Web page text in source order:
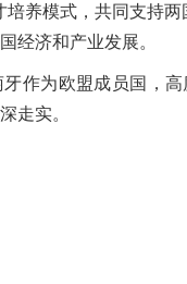
培养模式，共同支持
经济和产业发展。
为欧盟成员国，高
走实。